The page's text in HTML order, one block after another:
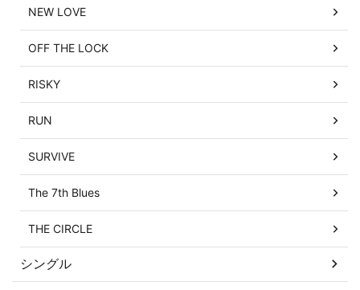
NEW LOVE
OFF THE LOCK
RISKY
RUN
SURVIVE
The 7th Blues
THE CIRCLE
シングル